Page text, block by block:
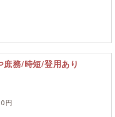
務/時短/登用あり
円